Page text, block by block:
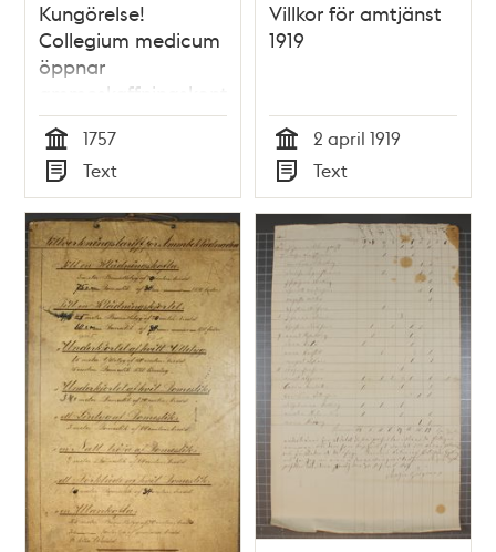
Kungörelse!
Collegium medicum
öppnar
ammeskaffningskontor
här i staden
Tid
1757
Typ
Text
Villkor för amtjänst
1919
Tid
2 april 1919
Typ
Text